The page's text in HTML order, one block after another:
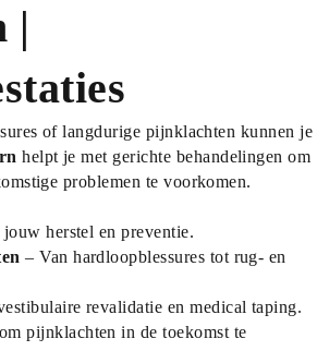
|
of langdurige pijnklachten kunnen je
helpt je met gerichte behandelingen om
problemen te voorkomen.
herstel en preventie.
– Van hardloopblessures tot rug- en
revalidatie en medical taping.
pijnklachten in de toekomst te